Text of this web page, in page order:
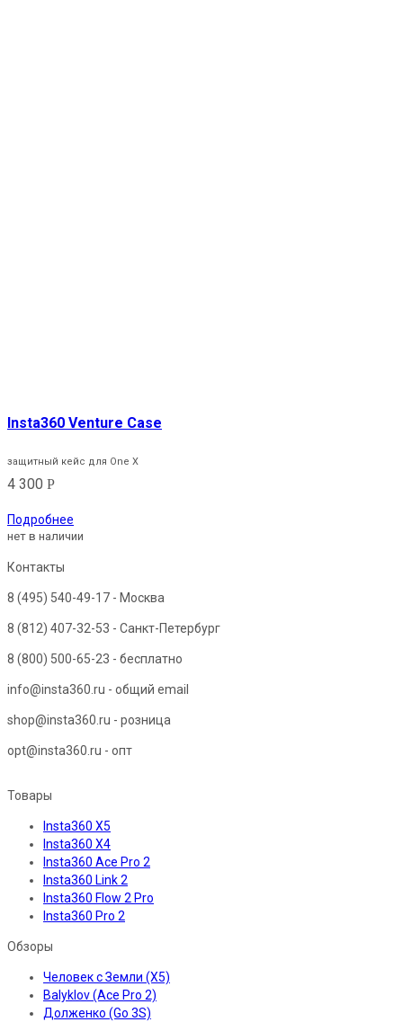
Insta360 Venture Case
защитный кейс для One X
4 300 Р
Подробнее
нет в наличии
Контакты
8 (495) 540-49-17 - Москва
8 (812) 407-32-53 - Санкт-Петербург
8 (800) 500-65-23 - бесплатно
info@insta360.ru - общий email
shop@insta360.ru - розница
opt@insta360.ru - опт
Товары
Insta360 X5
Insta360 X4
Insta360 Ace Pro 2
Insta360 Link 2
Insta360 Flow 2 Pro
Insta360 Pro 2
Обзоры
Человек с Земли (X5)
Balyklov (Ace Pro 2)
Долженко (Go 3S)